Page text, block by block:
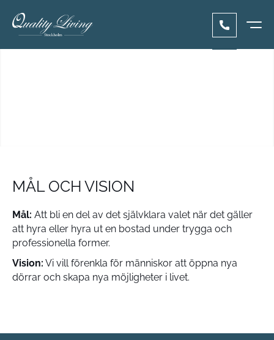
MÅL OCH VISION
Mål: Att bli en del av det självklara valet när det gäller
att hyra eller hyra ut en bostad under trygga och
professionella former.
Vision: Vi vill förenkla för människor att öppna nya
dörrar och skapa nya möjligheter i livet.